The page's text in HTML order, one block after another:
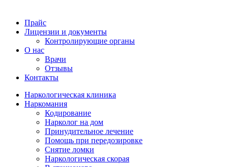
Прайс
Лицензии и документы
Контролирующие органы
О нас
Врачи
Отзывы
Контакты
Наркологическая клиника
Наркомания
Кодирование
Нарколог на дом
Принудительное лечение
Помощь при передозировке
Снятие ломки
Наркологическая скорая